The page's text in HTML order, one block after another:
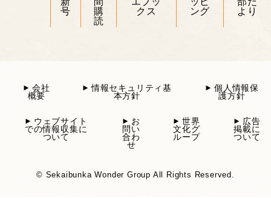
号
購
読
クス
ング
より
会社
概要
情報セキュリティ基
本方針
個人情報保
護方針
ウェブサイト
での情報収集に
ついて
お
問い
合わ
せ
世界
文化グ
ループ
広告
掲載に
ついて
© Sekaibunka Wonder Group All Rights Reserved.